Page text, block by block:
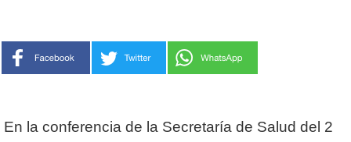
En la conferencia de la Secretaría de Salud del 2